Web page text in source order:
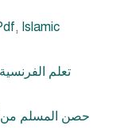
, Islamic